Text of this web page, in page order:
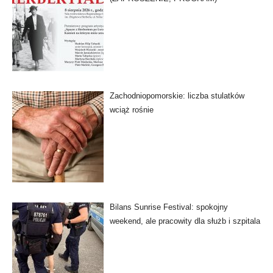
Zachodniopomorskie: liczba stulatków
wciąż rośnie
Bilans Sunrise Festival: spokojny
weekend, ale pracowity dla służb i szpitala